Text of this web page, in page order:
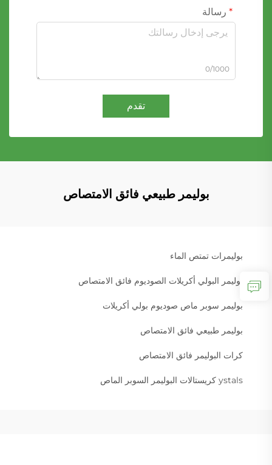
رسالة
0/1000
تقدم
بوليمر طبيعي فائق الامتصاص
بوليمرات تمتص الماء
بوليمر البولي أكريلات الصوديوم فائق الامتصاص
بوليمر سوبر ماص صوديوم بولي أكريلات
بوليمر طبيعي فائق الامتصاص
كرات البوليمر فائق الامتصاص
ystals كريستالات البوليمر السوبر الماص